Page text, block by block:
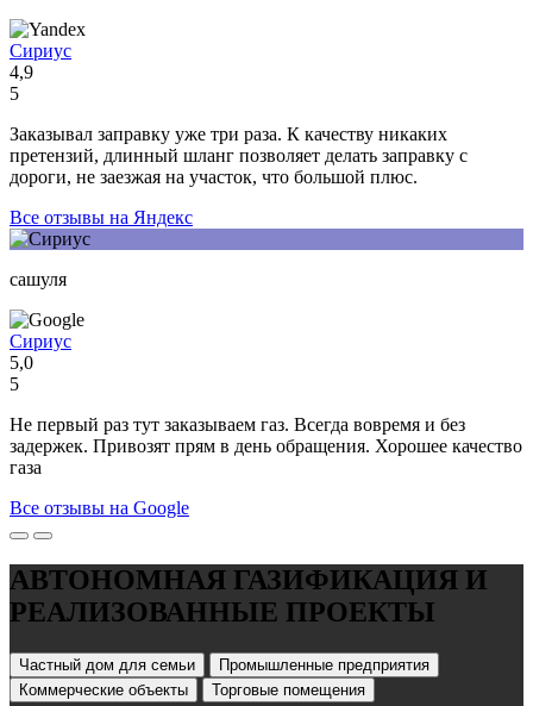
Сириус
4,9
5
Заказывал заправку уже три раза. К качеству никаких
претензий, длинный шланг позволяет делать заправку с
дороги, не заезжая на участок, что большой плюс.
Все отзывы на Яндекс
сашуля
Сириус
5,0
5
Не первый раз тут заказываем газ. Всегда вовремя и без
задержек. Привозят прям в день обращения. Хорошее качество
газа
Все отзывы на Google
АВТОНОМНАЯ ГАЗИФИКАЦИЯ И
РЕАЛИЗОВАННЫЕ ПРОЕКТЫ
Частный дом для семьи
Промышленные предприятия
Коммерческие объекты
Торговые помещения